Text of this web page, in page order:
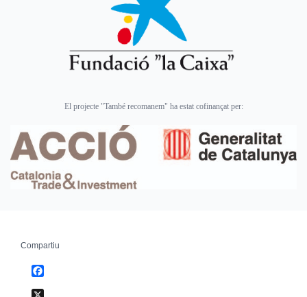
El projecte "També recomanem" ha estat cofinançat per:
Compartiu